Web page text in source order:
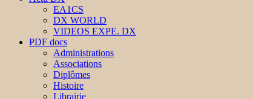
EA1CS
DX WORLD
VIDEOS EXPE. DX
PDF docs
Administrations
Associations
Diplômes
Histoire
Librairie